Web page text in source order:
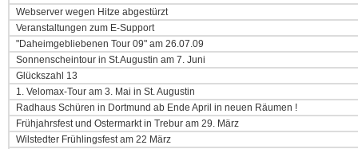
Webserver wegen Hitze abgestürzt
Veranstaltungen zum E-Support
"Daheimgebliebenen Tour 09" am 26.07.09
Sonnenscheintour in St.Augustin am 7. Juni
Glückszahl 13
1. Velomax-Tour am 3. Mai in St. Augustin
Radhaus Schüren in Dortmund ab Ende April in neuen Räumen !
Frühjahrsfest und Ostermarkt in Trebur am 29. März
Wilstedter Frühlingsfest am 22 März